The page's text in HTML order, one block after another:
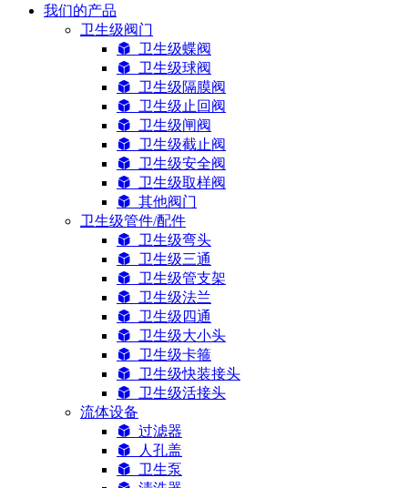
我们的产品
卫生级阀门
卫生级蝶阀
卫生级球阀
卫生级隔膜阀
卫生级止回阀
卫生级闸阀
卫生级截止阀
卫生级安全阀
卫生级取样阀
其他阀门
卫生级管件/配件
卫生级弯头
卫生级三通
卫生级管支架
卫生级法兰
卫生级四通
卫生级大小头
卫生级卡箍
卫生级快装接头
卫生级活接头
流体设备
过滤器
人孔盖
卫生泵